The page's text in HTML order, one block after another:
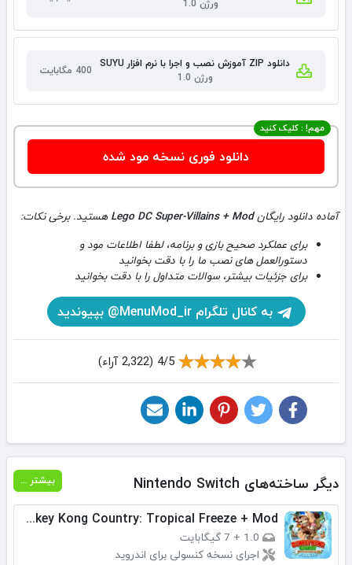
ورژن 1.0
دانلود ZIP آموزش نصب و اجرا با نرم افزار SUYU
ورژن 1.0
400 مگابایت
مهم! : کلیک کنید
دانلود فوری نسخه مود شده
آماده دانلود رایگانLego DC Super-Villains + Mod هستید. برخی نکات:
برای عملکرد صحیح بازی و برنامه، لطفا اطلاعات مود و
دستورالعمل های نصب ما را با دقت بخوانید
برای جزئیات بیشتر، سوالات متداول را با دقت بخوانید
به کانال تلگرام MenuMod_ir@ بپیوندید
4/5 (2,322 آراء)
دیگر ساخته‌های Nintendo Switch بیشتر ...
Donkey Kong Country: Tropical Freeze + Mod
1.0
+ 7 گیگابایت
اجرای نسخه کنسولی برای اندروید